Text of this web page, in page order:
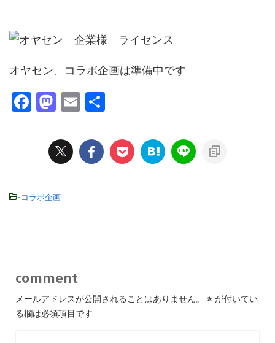
オヤセン、コラボ企画は準備中です
F
o
k
M
st
o
o
E
ai
l
-コラボ企画
comment
メールアドレスが公開されることはありません。 ※ が付いてい
る欄は必須項目です